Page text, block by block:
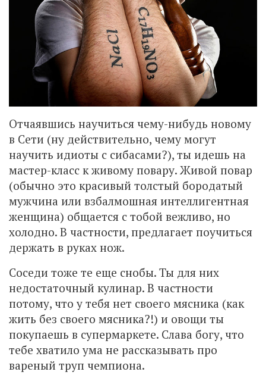
Отчаявшись научиться чему-нибудь новому
в Сети (ну действительно, чему могут
научить идиоты с сибасами?), ты идешь на
мастер-класс к живому повару. Живой повар
(обычно это красивый толстый бородатый
мужчина или взбалмошная интеллигентная
женщина) общается с тобой вежливо, но
холодно. В частности, предлагает поучиться
держать в руках нож.
Соседи тоже те еще снобы. Ты для них
недостаточный кулинар. В частности
потому, что у тебя нет своего мясника (как
жить без своего мясника?!) и овощи ты
покупаешь в супермаркете. Слава богу, что
тебе хватило ума не рассказывать про
вареный труп чемпиона.